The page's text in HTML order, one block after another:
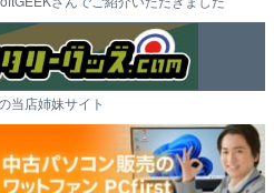
当店姉妹サイト